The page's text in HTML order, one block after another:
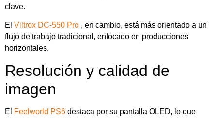
clave.
El Viltrox DC-550 Pro , en cambio, está más orientado a un
flujo de trabajo tradicional, enfocado en producciones
horizontales.
Resolución y calidad de
imagen
El Feelworld PS6 destaca por su pantalla OLED, lo que